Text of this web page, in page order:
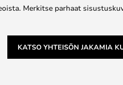
Merkitse parhaat
KATSO YHTEISÖN JAKAMIA